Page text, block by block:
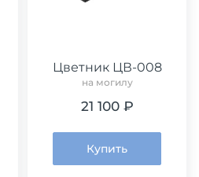
Цветник ЦВ-008
на могилу
21 100 ₽
Купить